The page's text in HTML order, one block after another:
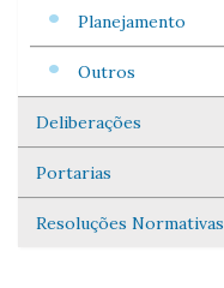
Planejamento
Outros
Deliberações
Portarias
Resoluções Normativas